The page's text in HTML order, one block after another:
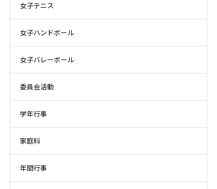
女子テニス
女子ハンドボール
女子バレーボール
委員会活動
学年行事
家庭科
年間行事